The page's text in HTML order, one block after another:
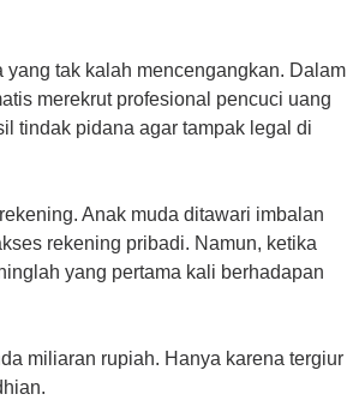
tak kalah mencengangkan. Dalam
merekrut profesional pencuci uang
tindak pidana agar tampak legal di
Anak muda ditawari imbalan
rekening pribadi. Namun, ketika
yang pertama kali berhadapan
miliaran rupiah. Hanya karena tergiur